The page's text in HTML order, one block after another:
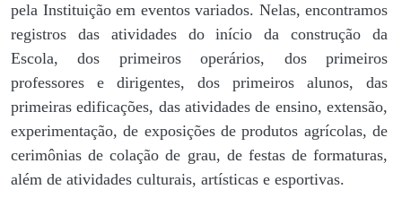
pela Instituição em eventos variados. Nelas, encontramos
registros das atividades do início da construção da
Escola, dos primeiros operários, dos primeiros
professores e dirigentes, ​dos primeiros alunos, das
primeiras edificações, das atividades de ensino, extensão,
experimentação, de exposições de produtos agrícolas, de
cerimônias de colação de grau, de festas de formaturas,
além de atividades culturais, artísticas e esportivas.